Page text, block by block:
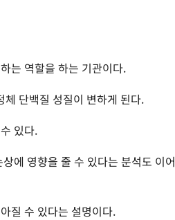
는 역할을 하는 기관이다.
단백질 성질이 변하게 된다.
있다.
에 영향을 줄 수 있다는 분석도 이어
질 수 있다는 설명이다.